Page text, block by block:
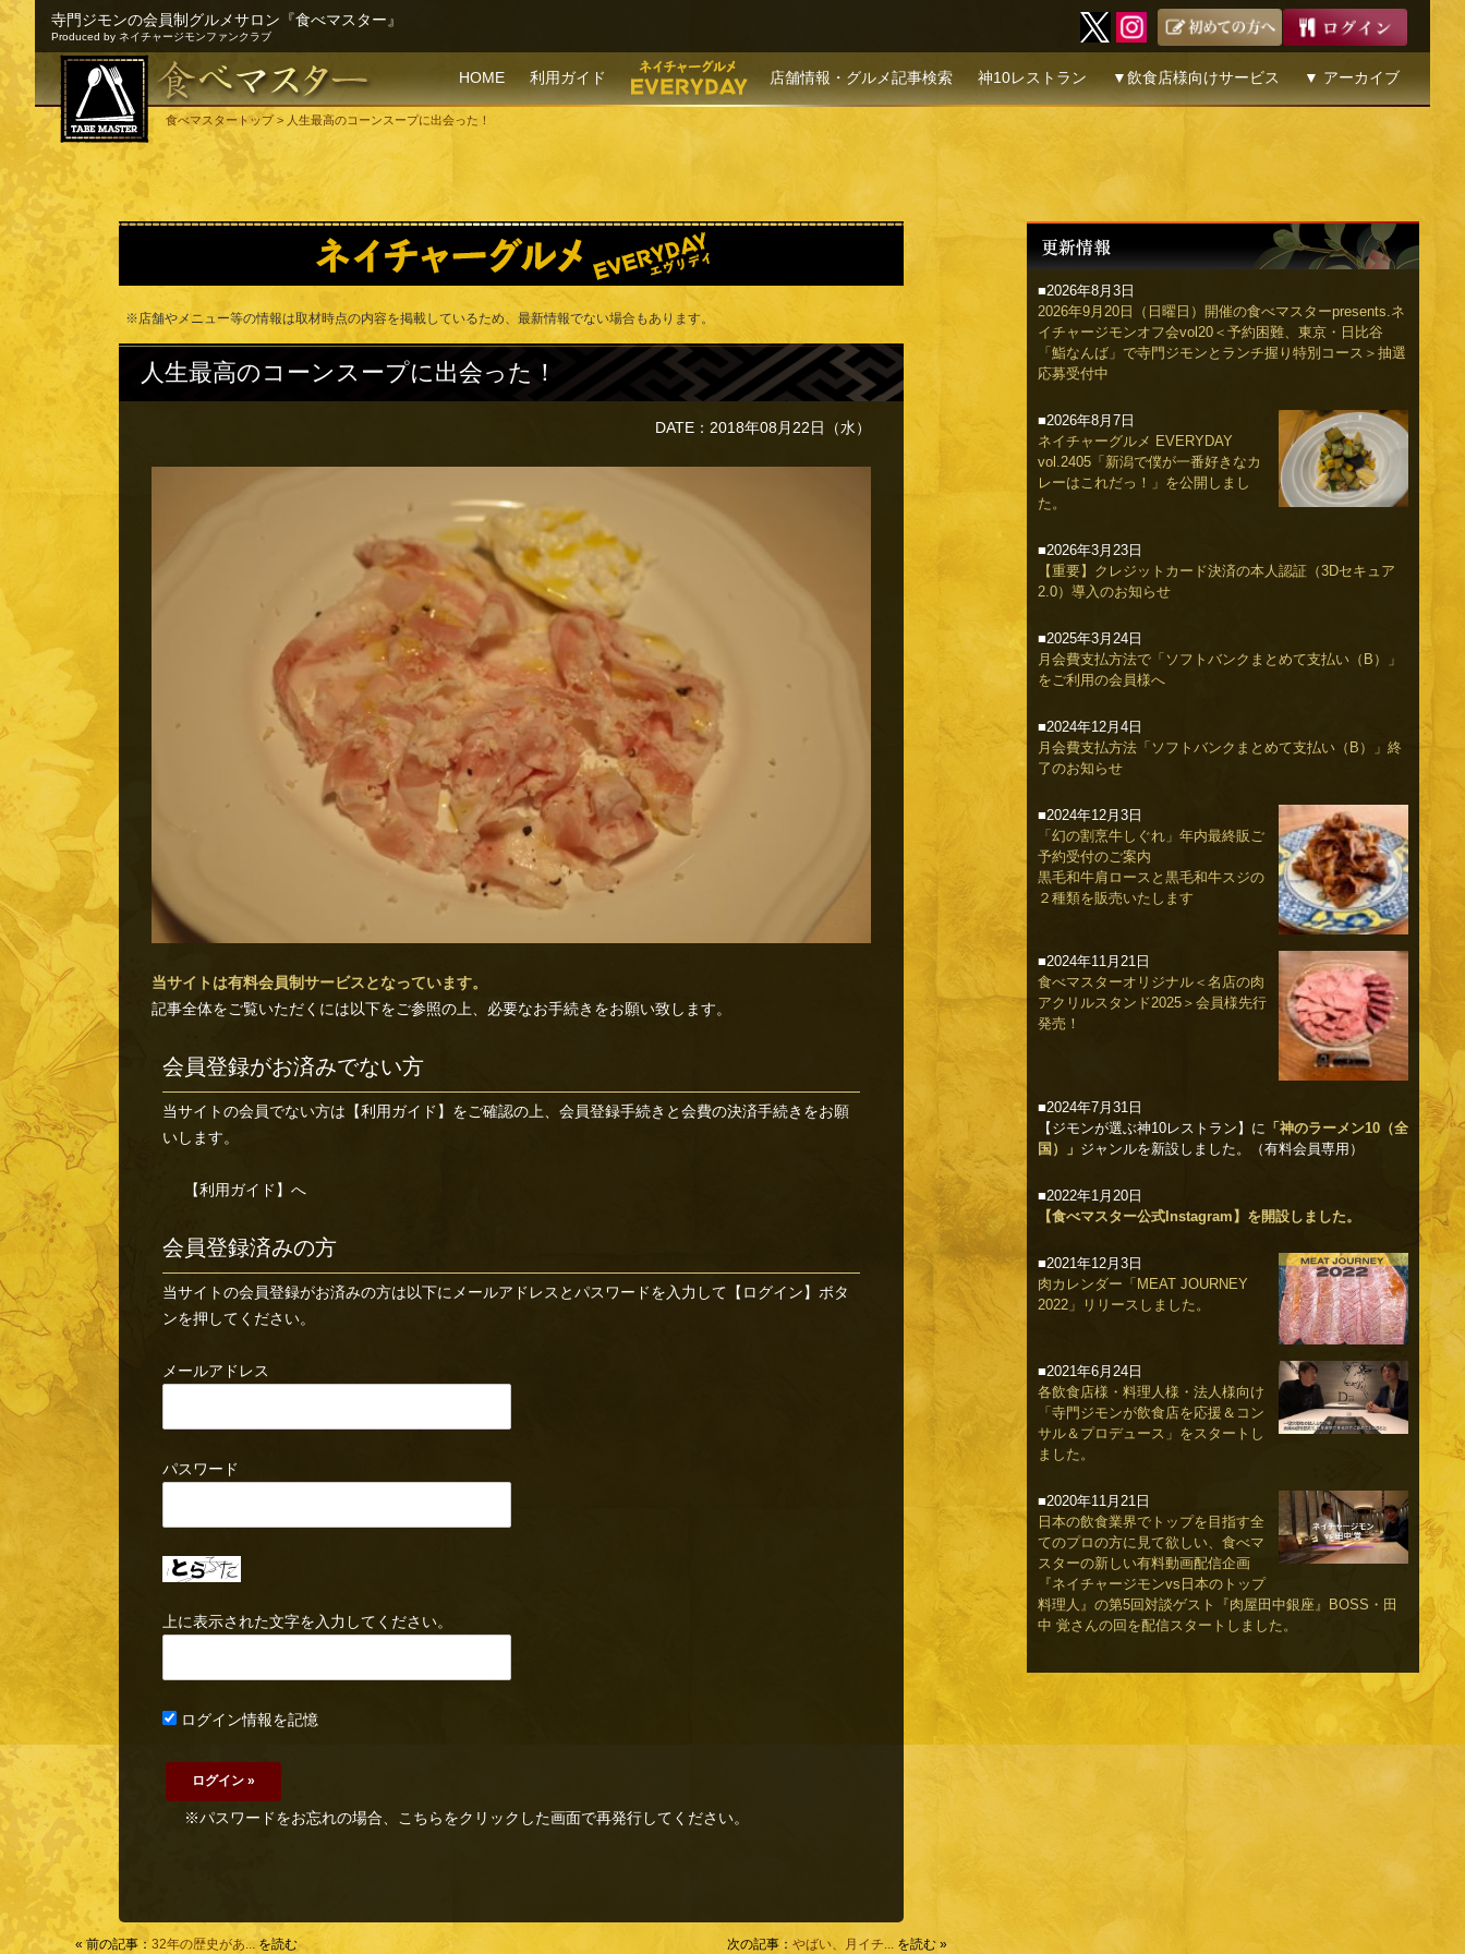
寺門ジモンの会員制グルメサロン『食べマスター』
Produced by ネイチャージモンファンクラブ
HOME 利用ガイド 店舗情報・グルメ記事検索 神10レストラン ▼飲食店様向けサービス ▼ アーカイブ
食べマスタートップ> 人生最高のコーンスープに出会った！
※店舗やメニュー等の情報は取材時点の内容を掲載しているため、最新情報でない場合もあります。
人生最高のコーンスープに出会った！
DATE：2018年08月22日（水）
当サイトは有料会員制サービスとなっています。
記事全体をご覧いただくには以下をご参照の上、必要なお手続きをお願い致します。
会員登録がお済みでない方
当サイトの会員でない方は 【利用ガイド】 をご確認の上、会員登録手続きと会費の決済手続きをお願
いします。
【利用ガイド】へ
会員登録済みの方
当サイトの会員登録がお済みの方は以下にメールアドレスとパスワードを入力して【ログイン】ボタ
ンを押してください。
メールアドレス
パスワード
上に表示された文字を入力してください。
ログイン情報を記憶
※パスワードをお忘れの場合、こちらをクリックした画面で再発行してください。
« 前の記事： 32年の歴史があ...を読む 次の記事： やばい、月イチ... を読む »
■2026年8月3日
2026年9月20日（日曜日）開催の食べマスターpresents.ネ
イチャージモンオフ会vol20＜予約困難、東京・日比谷
「鮨なんば」で寺門ジモンとランチ握り特別コース＞抽選
応募受付中
■2026年8月7日
ネイチャーグルメ EVERYDAY
vol.2405「新潟で僕が一番好きなカ
レーはこれだっ！」を公開しまし
た。
■2026年3月23日
【重要】クレジットカード決済の本人認証（3Dセキュア
2.0）導入のお知らせ
■2025年3月24日
月会費支払方法で「ソフトバンクまとめて支払い（B）」
をご利用の会員様へ
■2024年12月4日
月会費支払方法「ソフトバンクまとめて支払い（B）」終
了のお知らせ
■2024年12月3日
「幻の割烹牛しぐれ」年内最終販ご
予約受付のご案内
黒毛和牛肩ロースと黒毛和牛スジの
２種類を販売いたします
■2024年11月21日
食べマスターオリジナル＜名店の肉
アクリルスタンド2025＞会員様先行
発売！
■2024年7月31日
【ジモンが選ぶ神10レストラン】に 「神のラーメン10（全
国）」 ジャンルを新設しました。（有料会員専用）
■2022年1月20日
【食べマスター公式Instagram】を開設しました。
■2021年12月3日
肉カレンダー「MEAT JOURNEY
2022」リリースしました。
■2021年6月24日
各飲食店様・料理人様・法人様向け
「寺門ジモンが飲食店を応援＆コン
サル＆プロデュース」をスタートし
ました。
■2020年11月21日
日本の飲食業界でトップを目指す全
てのプロの方に見て欲しい、食べマ
スターの新しい有料動画配信企画
『ネイチャージモンvs日本のトップ
料理人』の第5回対談ゲスト『肉屋田中銀座』BOSS・田
中 覚さんの回を配信スタートしました。